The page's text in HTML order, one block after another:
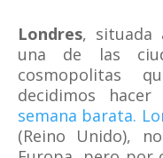
Londres, situada
una de las
cosmopolitas
decidimos hacer
semana barata.
(Reino Unido),